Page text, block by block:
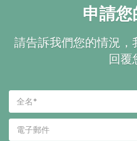
申請
請告訴我們您的情況
回覆